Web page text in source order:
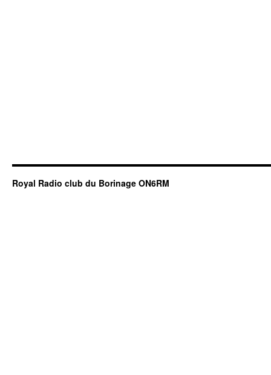
Royal Radio club du Borinage ON6RM